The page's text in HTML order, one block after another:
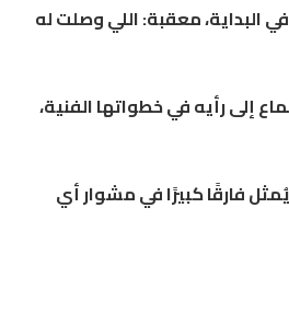
البداية، معقبة: اللي وصلت له
إلى رأيه في خطواتها الفنية،
فارقًا كبيرًا في مشوار أي